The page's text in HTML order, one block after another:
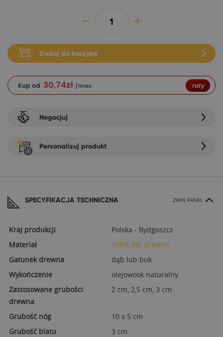
Dodaj do koszyka
Kup od 30,74zł /mies. raty
Negocjuj
Personalizuj produkt
SPECYFIKACJA TECHNICZNA ZWIŃ PANEL
Kraj produkcji
Polska - Bydgoszcz
Materiał
100% lite drewno
Gatunek drewna
dąb lub buk
Wykończenie
olejowosk naturalny
Zastosowane grubości
drewna
2 cm, 2,5 cm, 3 cm
Grubość nóg
10 x 5 cm
Grubość blatu
3 cm